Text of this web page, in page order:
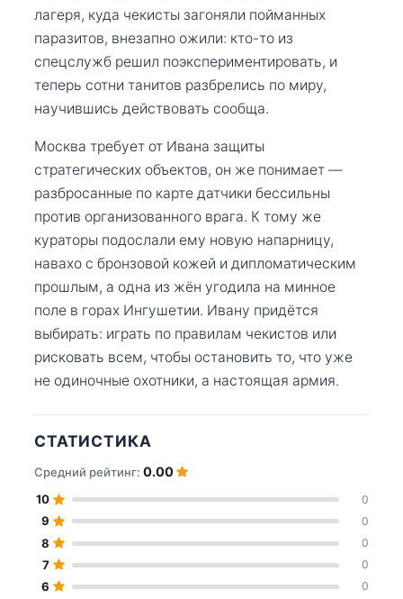
лагеря, куда чекисты загоняли пойманных
паразитов, внезапно ожили: кто-то из
спецслужб решил поэкспериментировать, и
теперь сотни танитов разбрелись по миру,
научившись действовать сообща.
Москва требует от Ивана защиты
стратегических объектов, он же понимает —
разбросанные по карте датчики бессильны
против организованного врага. К тому же
кураторы подослали ему новую напарницу,
навахо с бронзовой кожей и дипломатическим
прошлым, а одна из жён угодила на минное
поле в горах Ингушетии. Ивану придётся
выбирать: играть по правилам чекистов или
рисковать всем, чтобы остановить то, что уже
не одиночные охотники, а настоящая армия.
СТАТИСТИКА
Средний рейтинг: 0.00
10 0
9 0
8 0
7 0
6 0